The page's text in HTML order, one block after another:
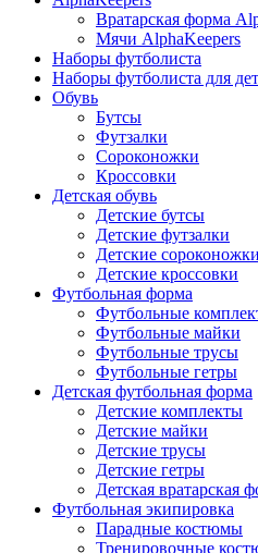
Вратарская форма
Мячи AlphaKeepers
Наборы футболиста
Наборы футболиста для
Обувь
Бутсы
Футзалки
Сороконожки
Кроссовки
Детская обувь
Детские бутсы
Детские футзалки
Детские сороконожки
Детские кроссовки
Футбольная форма
Футбольные
Футбольные майки
Футбольные трусы
Футбольные гетры
Детская футбольная форма
Детские комплекты
Детские майки
Детские трусы
Детские гетры
Детская вратарская
Футбольная экипировка
Парадные костюмы
Тренировочные